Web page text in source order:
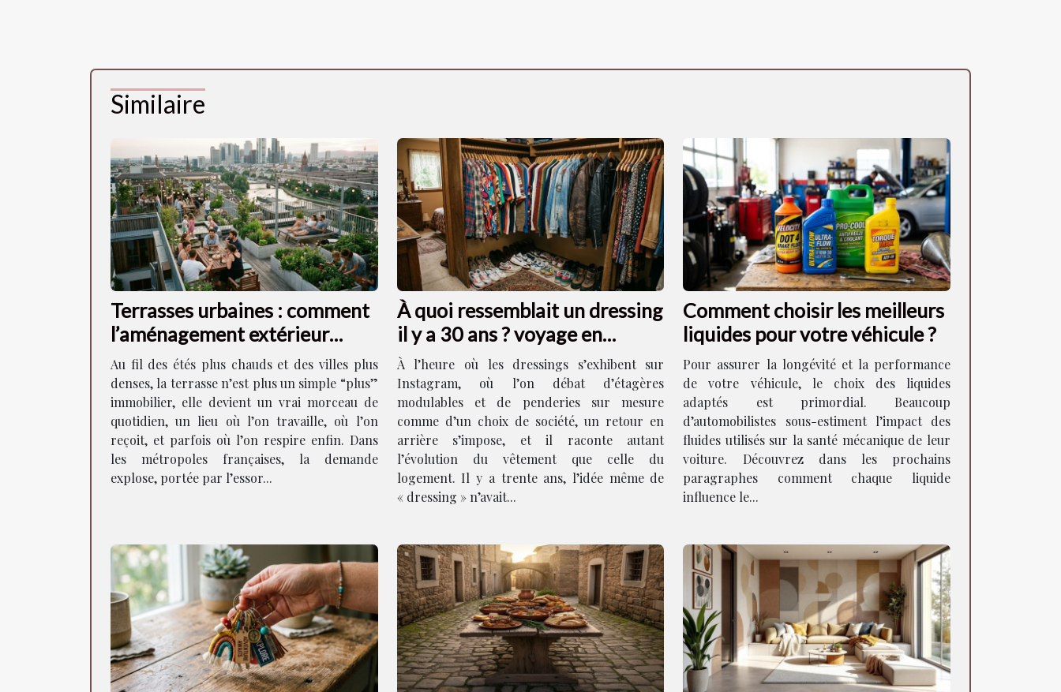
Similaire
Terrasses urbaines : comment
l’aménagement extérieur
façonne la vie en ville
Au fil des étés plus chauds et des villes plus
denses, la terrasse n’est plus un simple “plus”
immobilier, elle devient un vrai morceau de
quotidien, un lieu où l’on travaille, où l’on
reçoit, et parfois où l’on respire enfin. Dans
les métropoles françaises, la demande
explose, portée par l’essor...
À quoi ressemblait un dressing
il y a 30 ans ? voyage en
images
À l’heure où les dressings s’exhibent sur
Instagram, où l’on débat d’étagères
modulables et de penderies sur mesure
comme d’un choix de société, un retour en
arrière s’impose, et il raconte autant
l’évolution du vêtement que celle du
logement. Il y a trente ans, l’idée même de
« dressing » n’avait...
Comment choisir les meilleurs
liquides pour votre véhicule ?
Pour assurer la longévité et la performance
de votre véhicule, le choix des liquides
adaptés est primordial. Beaucoup
d’automobilistes sous-estiment l’impact des
fluides utilisés sur la santé mécanique de leur
voiture. Découvrez dans les prochains
paragraphes comment chaque liquide
influence le...